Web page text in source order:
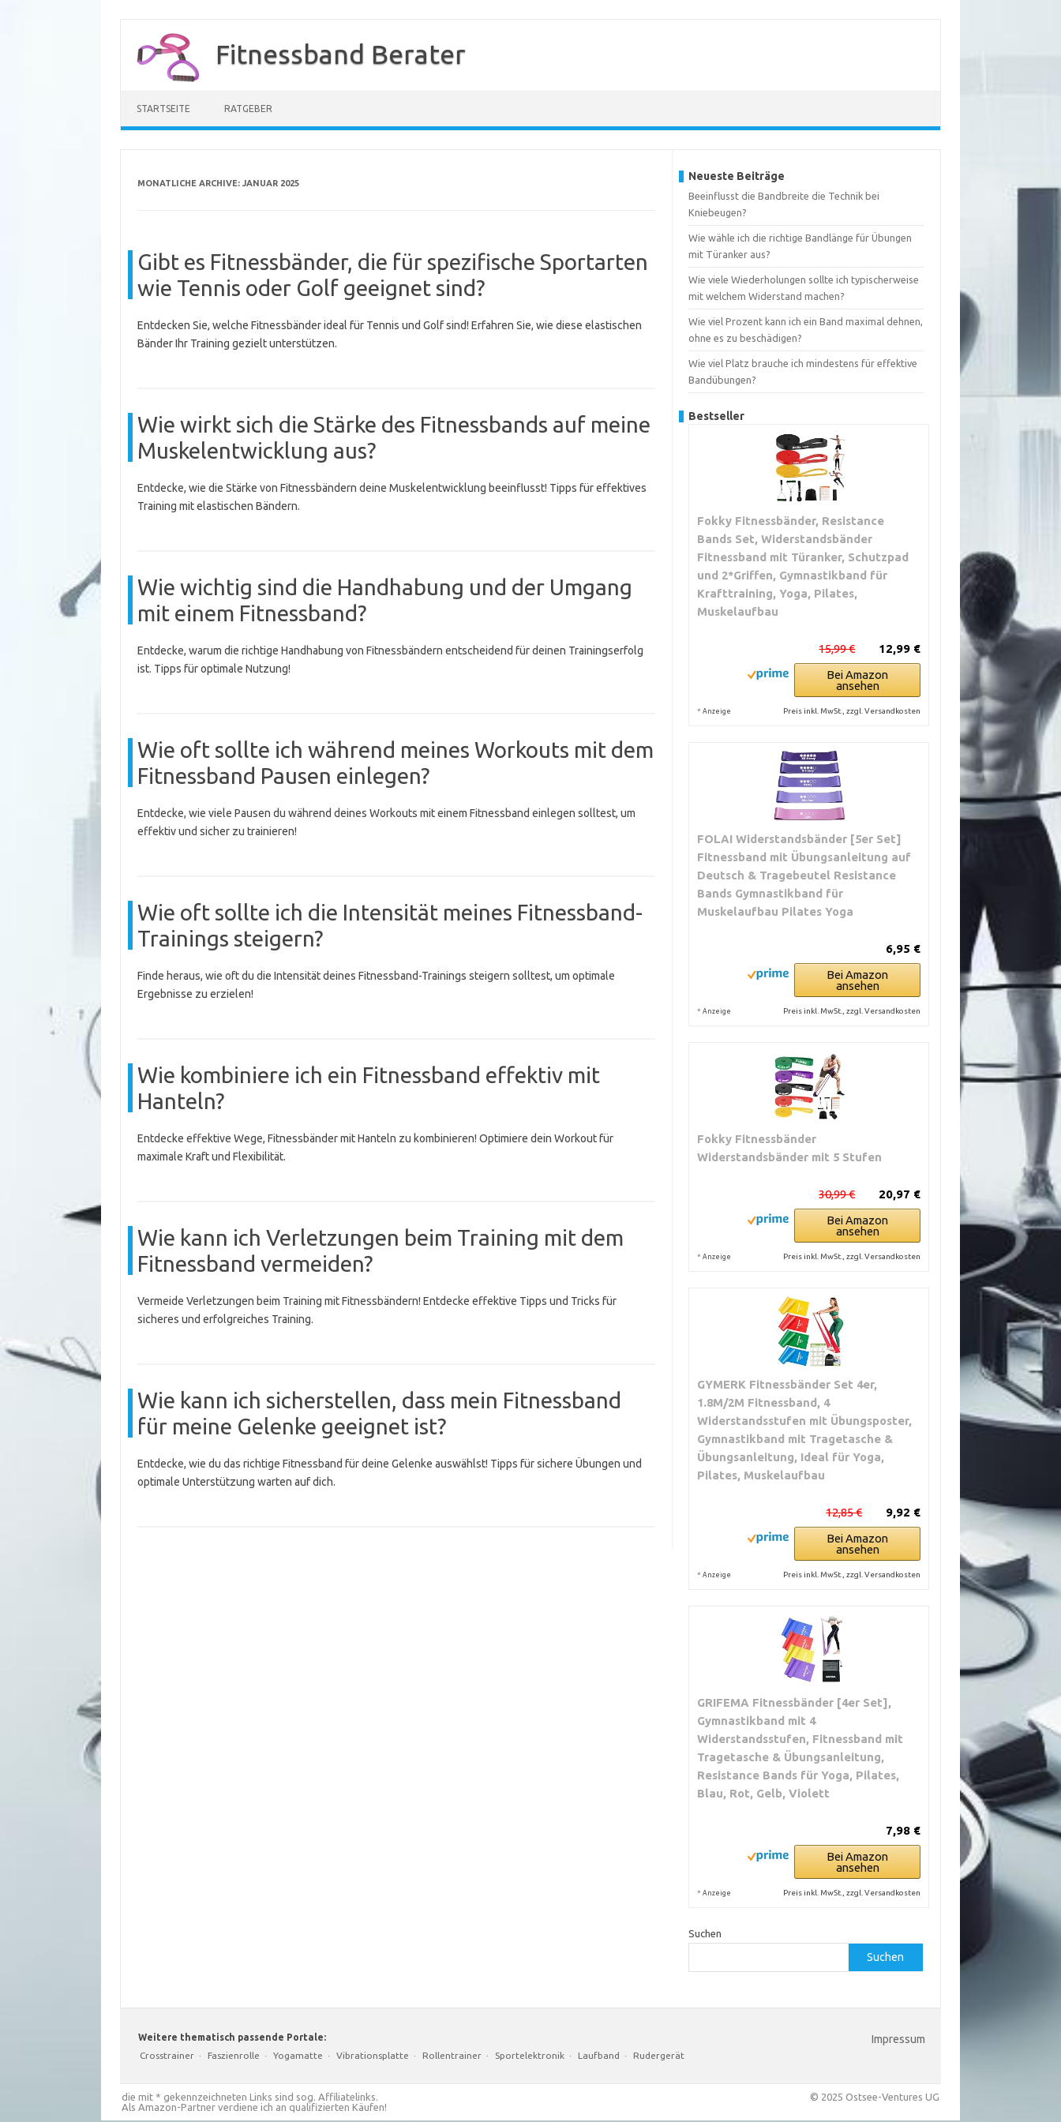
springen
Fitnessband Berater
STARTSEITE RATGEBER
MONATLICHE ARCHIVE: JANUAR 2025
Gibt es Fitnessbänder, die für spezifische Sportarten
wie Tennis oder Golf geeignet sind?
Entdecken Sie, welche Fitnessbänder ideal für Tennis und Golf sind! Erfahren Sie, wie diese elastischen
Bänder Ihr Training gezielt unterstützen.
Wie wirkt sich die Stärke des Fitnessbands auf meine
Muskelentwicklung aus?
Entdecke, wie die Stärke von Fitnessbändern deine Muskelentwicklung beeinflusst! Tipps für effektives
Training mit elastischen Bändern.
Wie wichtig sind die Handhabung und der Umgang
mit einem Fitnessband?
Entdecke, warum die richtige Handhabung von Fitnessbändern entscheidend für deinen Trainingserfolg
ist. Tipps für optimale Nutzung!
Wie oft sollte ich während meines Workouts mit dem
Fitnessband Pausen einlegen?
Entdecke, wie viele Pausen du während deines Workouts mit einem Fitnessband einlegen solltest, um
effektiv und sicher zu trainieren!
Wie oft sollte ich die Intensität meines Fitnessband-
Trainings steigern?
Finde heraus, wie oft du die Intensität deines Fitnessband-Trainings steigern solltest, um optimale
Ergebnisse zu erzielen!
Wie kombiniere ich ein Fitnessband effektiv mit
Hanteln?
Entdecke effektive Wege, Fitnessbänder mit Hanteln zu kombinieren! Optimiere dein Workout für
maximale Kraft und Flexibilität.
Wie kann ich Verletzungen beim Training mit dem
Fitnessband vermeiden?
Vermeide Verletzungen beim Training mit Fitnessbändern! Entdecke effektive Tipps und Tricks für
sicheres und erfolgreiches Training.
Wie kann ich sicherstellen, dass mein Fitnessband
für meine Gelenke geeignet ist?
Entdecke, wie du das richtige Fitnessband für deine Gelenke auswählst! Tipps für sichere Übungen und
optimale Unterstützung warten auf dich.
Neueste Beiträge
Beeinflusst die Bandbreite die Technik bei
Kniebeugen?
Wie wähle ich die richtige Bandlänge für Übungen
mit Türanker aus?
Wie viele Wiederholungen sollte ich typischerweise
mit welchem Widerstand machen?
Wie viel Prozent kann ich ein Band maximal dehnen,
ohne es zu beschädigen?
Wie viel Platz brauche ich mindestens für effektive
Bandübungen?
Bestseller
Fokky Fitnessbänder, Resistance
Bands Set, Widerstandsbänder
Fitnessband mit Türanker, Schutzpad
und 2*Griffen, Gymnastikband für
Krafttraining, Yoga, Pilates,
Muskelaufbau
12,99 €
15,99 €
Bei Amazon
ansehen
* Anzeige Preis inkl. MwSt., zzgl. Versandkosten
FOLAI Widerstandsbänder [5er Set]
Fitnessband mit Übungsanleitung auf
Deutsch & Tragebeutel Resistance
Bands Gymnastikband für
Muskelaufbau Pilates Yoga
6,95 €
Bei Amazon
ansehen
* Anzeige Preis inkl. MwSt., zzgl. Versandkosten
Fokky Fitnessbänder
Widerstandsbänder mit 5 Stufen
20,97 €
30,99 €
Bei Amazon
ansehen
* Anzeige Preis inkl. MwSt., zzgl. Versandkosten
GYMERK Fitnessbänder Set 4er,
1.8M/2M Fitnessband, 4
Widerstandsstufen mit Übungsposter,
Gymnastikband mit Tragetasche &
Übungsanleitung, Ideal für Yoga,
Pilates, Muskelaufbau
9,92 €
12,85 €
Bei Amazon
ansehen
* Anzeige Preis inkl. MwSt., zzgl. Versandkosten
GRIFEMA Fitnessbänder [4er Set],
Gymnastikband mit 4
Widerstandsstufen, Fitnessband mit
Tragetasche & Übungsanleitung,
Resistance Bands für Yoga, Pilates,
Blau, Rot, Gelb, Violett
7,98 €
Bei Amazon
ansehen
* Anzeige Preis inkl. MwSt., zzgl. Versandkosten
Suchen
Suchen
Weitere thematisch passende Portale:
Crosstrainer · Faszienrolle · Yogamatte · Vibrationsplatte · Rollentrainer · Sportelektronik · Laufband · Rudergerät
Impressum
die mit * gekennzeichneten Links sind sog. Affiliatelinks.
Als Amazon-Partner verdiene ich an qualifizierten Käufen!
© 2025 Ostsee-Ventures UG